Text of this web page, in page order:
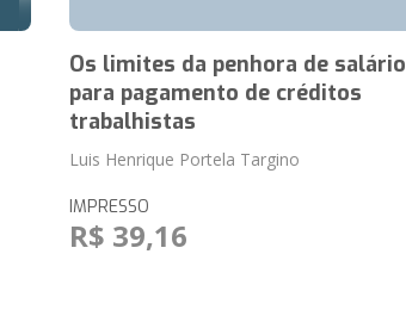
Os limites da penhora de salário
para pagamento de créditos
trabalhistas
Luis Henrique Portela Targino
IMPRESSO
R$ 39,16